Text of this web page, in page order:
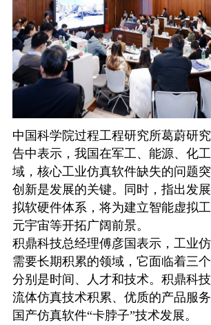
中国科学院过程工程研究所葛蔚研
告中表示，我国在军工、能源、化
域，核心工业仿真软件缺失的问题
创新是发展的关键。同时，指出发
拟软硬件体系，将为建立智能虚拟
元宇宙等开拓广阔前景。
积鼎科技总经理傅彦国表示，工业
需要长期积累的领域，它面临着三
分别是时间、人才和技术。积鼎科
流体仿真技术积累、优质的产品服
国产仿真软件“卡脖子”技术发展。